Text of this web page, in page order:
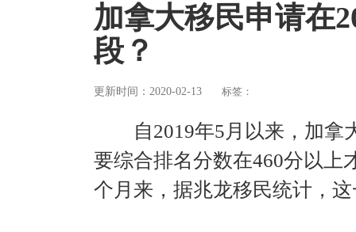
加拿大移民申请在
段？
更新时间：2020-02-13 标签：
自2019年5月以来，加拿
要综合排名分数在460分以上
个月来，据兆龙移民统计，